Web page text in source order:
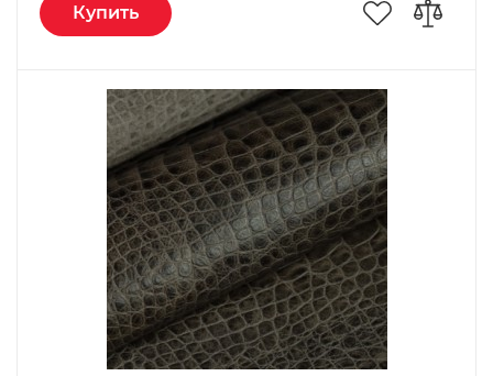
Купить